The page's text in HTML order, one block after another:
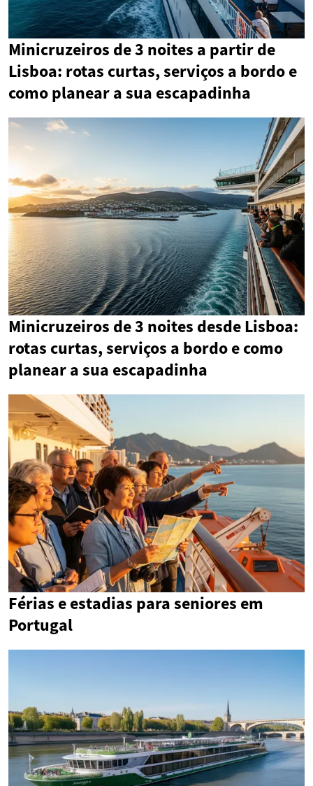
Minicruzeiros de 3 noites a partir de
Lisboa: rotas curtas, serviços a bordo e
como planear a sua escapadinha
Minicruzeiros de 3 noites desde Lisboa:
rotas curtas, serviços a bordo e como
planear a sua escapadinha
Férias e estadias para seniores em
Portugal